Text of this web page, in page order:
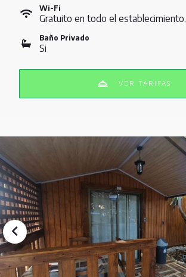
Wi-Fi
Gratuito en todo el establecimiento.
Baño Privado
Si
VER TARIFAS